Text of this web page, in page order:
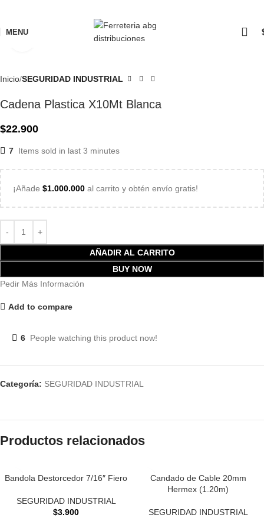
MENU
Inicio SEGURIDAD INDUSTRIAL
Cadena Plastica X10Mt Blanca
$22.900
7 Items sold in last 3 minutes
¡Añade $1.000.000 al carrito y obtén envío gratis!
AÑADIR AL CARRITO
BUY NOW
Pedir Más Información
Add to compare
6 People watching this product now!
Categoría: SEGURIDAD INDUSTRIAL
Productos relacionados
Bandola Destorcedor 7/16″ Fiero
SEGURIDAD INDUSTRIAL
$3.900
Candado de Cable 20mm
Hermex (1.20m)
SEGURIDAD INDUSTRIAL